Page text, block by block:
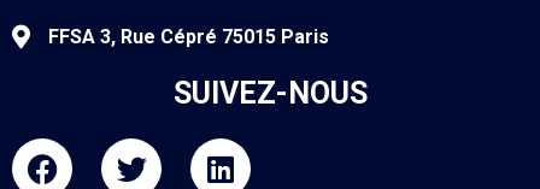
FFSA 3, Rue Cépré 75015 Paris
SUIVEZ-NOUS
F
T
L